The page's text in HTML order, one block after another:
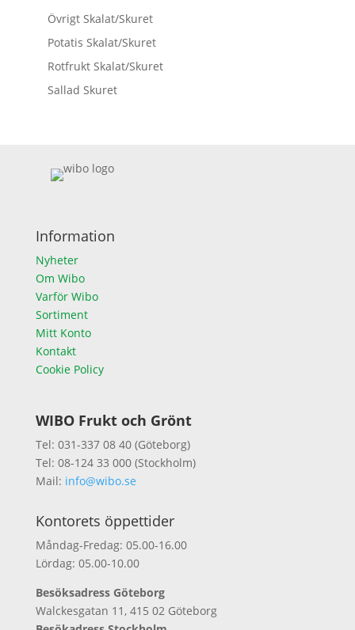
Övrigt Skalat/Skuret
Potatis Skalat/Skuret
Rotfrukt Skalat/Skuret
Sallad Skuret
Information
Nyheter
Om Wibo
Varför Wibo
Sortiment
Mitt Konto
Kontakt
Cookie Policy
WIBO Frukt och Grönt
Tel: 031-337 08 40 (Göteborg)
Tel: 08-124 33 000 (Stockholm)
Mail: info@wibo.se
Kontorets öppettider
Måndag-Fredag: 05.00-16.00
Lördag: 05.00-10.00
Besöksadress Göteborg
Walckesgatan 11, 415 02 Göteborg